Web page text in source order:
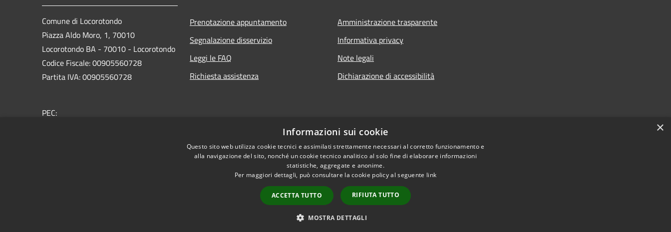
Comune di Locorotondo
Piazza Aldo Moro, 1, 70010
Locorotondo BA - 70010 - Locorotondo
Codice Fiscale: 00905560728
Partita IVA: 00905560728
PEC:
Prenotazione appuntamento
Segnalazione disservizio
Leggi le FAQ
Richiesta assistenza
Amministrazione trasparente
Informativa privacy
Note legali
Dichiarazione di accessibilità
Copyright © 2026 • Comune di Locorotondo • Powered by
×
Informazioni sui cookie
Questo sito web utilizza cookie tecnici e assimilati strettamente necessari al corretto funzionamento e
alla navigazione del sito, nonché un cookie tecnico analitico al solo fine di elaborare informazioni
statistiche, aggregate e anonime.
Per maggiori dettagli, può consultare la cookie policy al seguente link
ACCETTA TUTTO RIFIUTA TUTTO
MOSTRA DETTAGLI